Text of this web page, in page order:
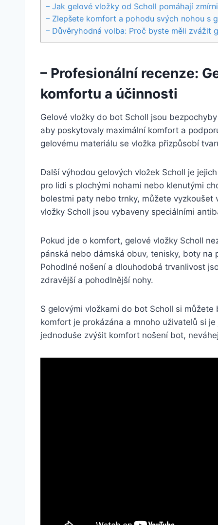
– Jak gelové vložky od Scholl pomáhají
– ⁣Zlepšete komfort ⁤a pohodu svých nohou s
– Důvěryhodná volba: Proč byste měli zvážit
– Profesionální recenze:
komfortu a účinnosti
Gelové vložky ⁢do bot Scholl⁤ jsou
aby‌ poskytovaly maximální komfort a
gelovému materiálu se‍ vložka přizpůsobí
Další výhodou gelových vložek⁣ Scholl je
pro lidi s plochými⁢ nohami nebo klenutými
bolestmi paty nebo trnky, můžete
vložky Scholl jsou vybaveny speciálními
Pokud jde o komfort, gelové vložky​ Scholl
pánská nebo dámská obuv, tenisky, boty
Pohodlné nošení a dlouhodobá trvanlivost
zdravější a pohodlnější nohy.
S gelovými vložkami do⁤ bot Scholl si
komfort je prokázána⁢ a mnoho uživatelů si‍
jednoduše zvýšit komfort nošení bot,